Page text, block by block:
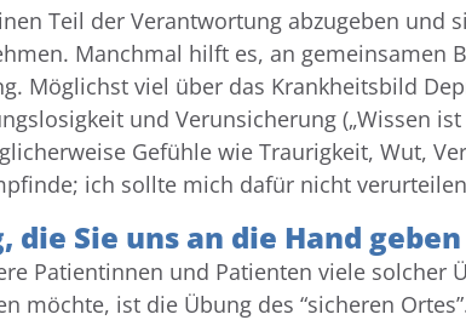
Teil der Verantwortung abzugeben und
Manchmal hilft es, an gemeinsamen
Möglichst viel über das Krankheitsbild
und Verunsicherung („Wissen
Gefühle wie Traurigkeit, Wut,
ich sollte mich dafür nicht
die Sie uns an die Hand
Patientinnen und Patienten viele solcher
möchte, ist die Übung des “sicheren